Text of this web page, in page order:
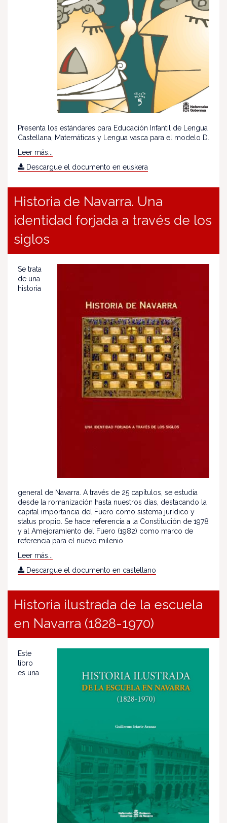
Presenta los estándares para Educación Infantil de Lengua
Castellana, Matemáticas y Lengua vasca para el modelo D.
Leer más...
Descargue el documento en euskera
Historia de Navarra. Una
identidad forjada a través de los
siglos
Se trata
de una
historia
general de Navarra. A través de 25 capítulos, se estudia
desde la romanización hasta nuestros días, destacando la
capital importancia del Fuero como sistema jurídico y
status propio. Se hace referencia a la Constitución de 1978
y al Amejoramiento del Fuero (1982) como marco de
referencia para el nuevo milenio.
Leer más...
Descargue el documento en castellano
Historia ilustrada de la escuela
en Navarra (1828-1970)
Este
libro
es una